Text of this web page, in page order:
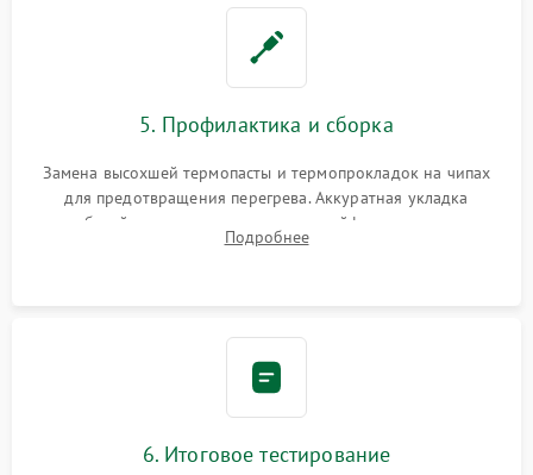
5. Профилактика и сборка
Замена высохшей термопасты и термопрокладок на чипах
для предотвращения перегрева. Аккуратная укладка
кабелей, подключение хрупких шлейфов матрицы и
надежная фиксация всех элементов внутри корпуса
Подробнее
6. Итоговое тестирование